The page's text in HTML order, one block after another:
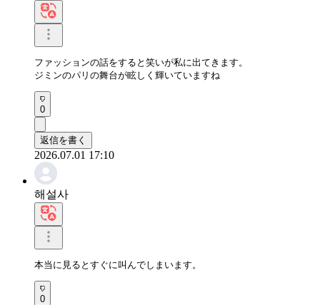
ファッションの話をすると笑いが私に出てきます。
ジミンのパリの舞台が眩しく輝いていますね
0
返信を書く
2026.07.01 17:10
해설사
本当に見るとすぐに叫んでしまいます。
0